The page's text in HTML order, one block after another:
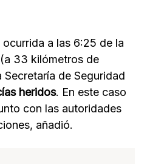
a las 6:25 de la
(a 33 kilómetros de
de Seguridad
heridos. En este caso
con las autoridades
añadió.